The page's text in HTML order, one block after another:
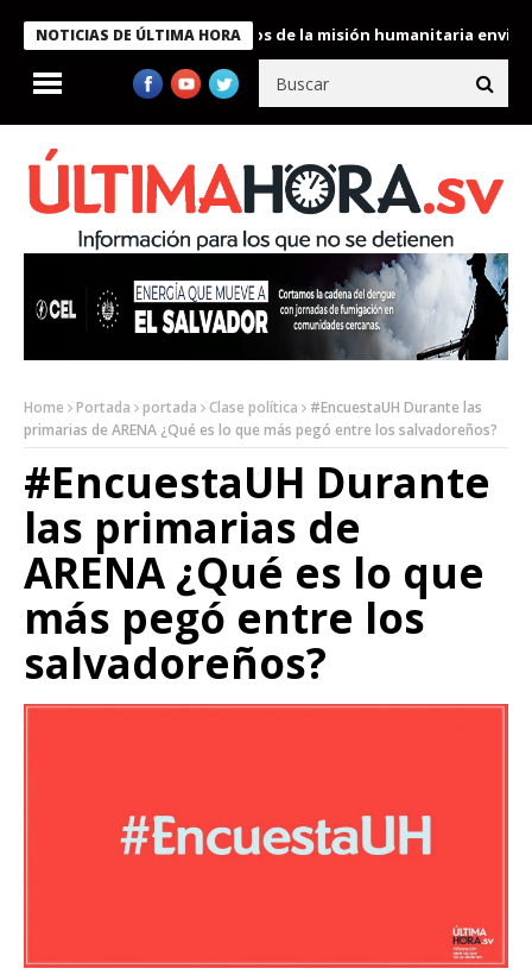
NOTICIAS DE ÚLTIMA HORA
condecora a miembros de la misión humanitaria enviada a
Home Portada portada Clase política
#EncuestaUH Durante las
primarias de ARENA ¿Qué es lo que más pegó entre los salvadoreños?
#EncuestaUH Durante
las primarias de
ARENA ¿Qué es lo que
más pegó entre los
salvadoreños?